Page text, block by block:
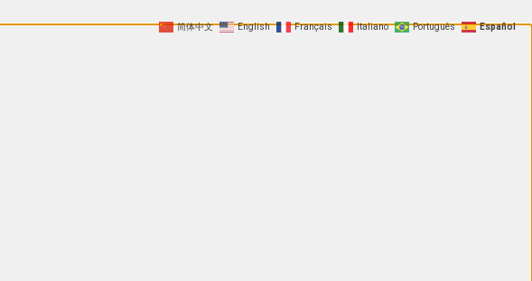
简体中文 English Français Italiano Português Español